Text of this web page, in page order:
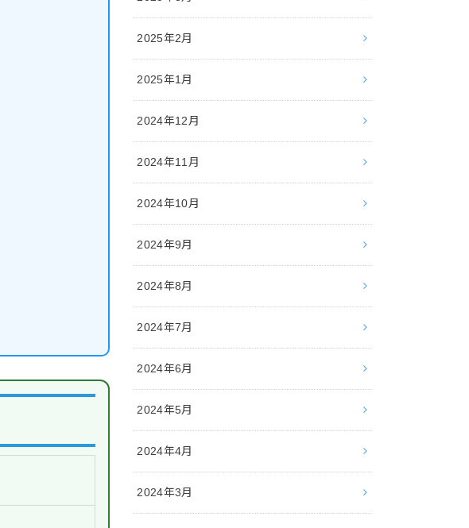
2025年2月
2025年1月
2024年12月
2024年11月
2024年10月
2024年9月
2024年8月
2024年7月
2024年6月
2024年5月
2024年4月
2024年3月